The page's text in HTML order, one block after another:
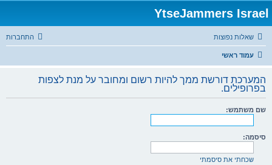
YtseJammers Israel
שאלות נפוצות התחברות
עמוד ראשי
המערכת דורשת ממך להיות רשום ומחובר על מנת לצפות
בפרופילים.
שם משתמש:
סיסמה:
שכחתי את סיסמתי